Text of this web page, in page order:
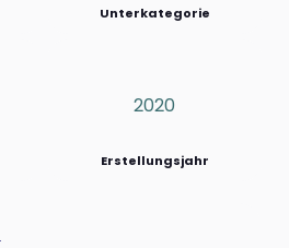
Unterkategorie
2020
Erstellungsjahr